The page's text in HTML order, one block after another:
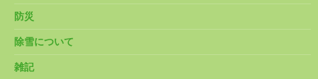
防災
除雪について
雑記